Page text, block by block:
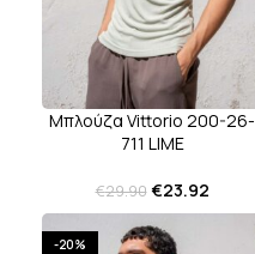
Μπλούζα Vittorio 200-26-
711 LIME
€29.90 €23.92
-20%